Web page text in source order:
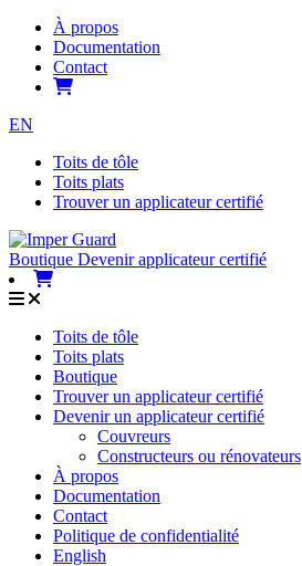
À propos
Documentation
Contact
EN
Toits de tôle
Toits plats
Trouver un applicateur certifié
Boutique Devenir applicateur certifié
Toits de tôle
Toits plats
Boutique
Trouver un applicateur certifié
Devenir un applicateur certifié
Couvreurs
Constructeurs ou rénovateurs
À propos
Documentation
Contact
Politique de confidentialité
English